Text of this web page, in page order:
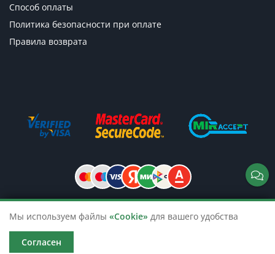
Способ оплаты
Политика безопасности при оплате
Правила возврата
© 2026 TicketsTour. Продажа водных
Мы используем файлы «Cookie» для вашего удобства
Согласен